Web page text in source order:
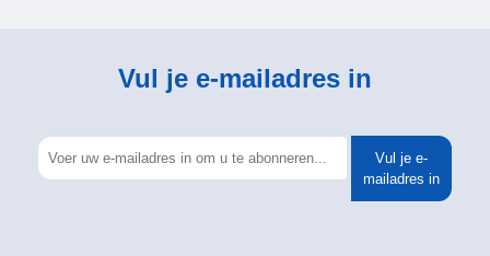
Vul je e-mailadres in
Vul je e-
mailadres in